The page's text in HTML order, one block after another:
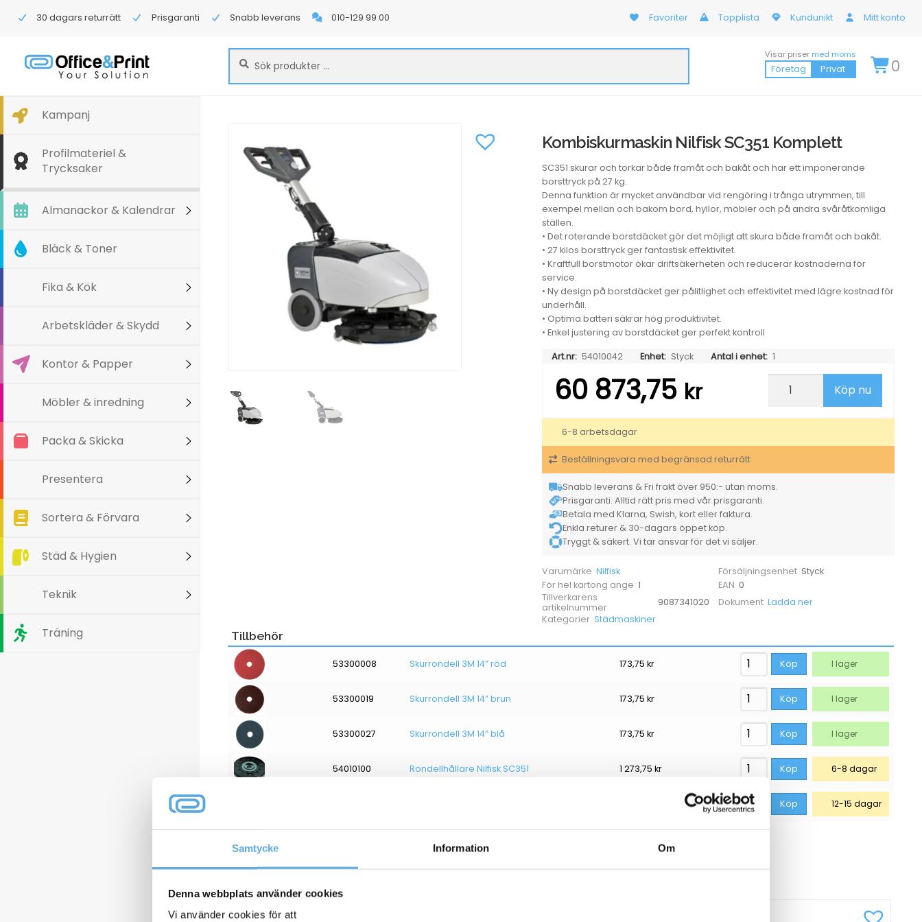
Samtycke Information Om
Denna webbplats använder cookies
Vi använder cookies för att
30 dagars returrätt Prisgaranti Snabb leverans 010-129 99 00 Favoriter Topplista Kundunikt Mitt konto
Sök
efter:
Sök Visar priser med moms
Företag Privat 0
Kampanj
Profilmateriel &
Trycksaker
Almanackor & Kalendrar
Bläck & Toner
Fika & Kök
Arbetskläder & Skydd
Kontor & Papper
Möbler & inredning
Packa & Skicka
Presentera
Sortera & Förvara
Städ & Hygien
Teknik
Träning
Kombiskurmaskin Nilfisk SC351 Komplett
SC351 skurar och torkar både framåt och bakåt och har ett imponerande
borsttryck på 27 kg.
Denna funktion är mycket användbar vid rengöring i trånga utrymmen, till
exempel mellan och bakom bord, hyllor, möbler och på andra svåråtkomliga
ställen.
• Det roterande borstdäcket gör det möjligt att skura både framåt och bakåt.
• 27 kilos borsttryck ger fantastisk effektivitet.
• Kraftfull borstmotor ökar driftsäkerheten och reducerar kostnaderna för
service.
• Ny design på borstdäcket ger pålitlighet och effektivitet med lägre kostnad för
underhåll.
• Optima batteri säkrar hög produktivitet.
• Enkel justering av borstdäcket ger perfekt kontroll
Art.nr: 54010042 Enhet: Styck Antal i enhet: 1
60 873,75 kr
Kombiskurmaskin
Nilfisk
Komplett
Köp nu
6-8 arbetsdagar
Beställningsvara med begränsad returrätt
Snabb leverans & Fri frakt över 950:- utan moms.
Prisgaranti. Alltid rätt pris med vår prisgaranti.
Betala med Klarna, Swish, kort eller faktura.
Enkla returer & 30-dagars öppet köp.
Tryggt & säkert. Vi tar ansvar för det vi säljer.
Varumärke Nilfisk Försäljningsenhet Styck
För hel kartong ange 1 EAN 0
Tillverkarens
artikelnummer
9087341020 Dokument Ladda ner
Kategorier Städmaskiner
Tillbehör
53300008 Skurrondell 3M 14” röd 173,75 kr Köp I lager
53300019 Skurrondell 3M 14” brun 173,75 kr Köp I lager
53300027 Skurrondell 3M 14” blå 173,75 kr Köp I lager
54010100 Rondellhållare Nilfisk SC351 1 273,75 kr Köp 6-8 dagar
Köp 12-15 dagar
LIKNANDE PRODUKTER